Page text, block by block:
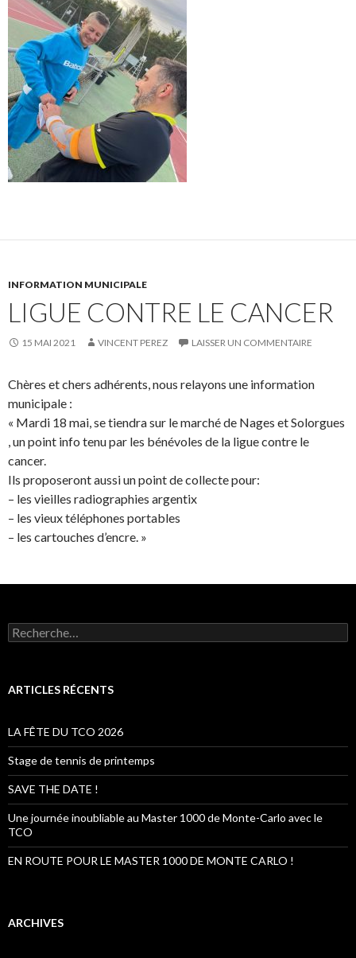
INFORMATION MUNICIPALE
LIGUE CONTRE LE CANCER
15 MAI 2021 VINCENT PEREZ LAISSER UN COMMENTAIRE
Chères et chers adhérents, nous relayons une information
municipale :
« Mardi 18 mai, se tiendra sur le marché de Nages et Solorgues
, un point info tenu par les bénévoles de la ligue contre le
cancer.
Ils proposeront aussi un point de collecte pour:
– les vieilles radiographies argentix
– les vieux téléphones portables
– les cartouches d’encre. »
R
e
e
h
e
r
:
ARTICLES RÉCENTS
LA FÊTE DU TCO 2026
Stage de tennis de printemps
SAVE THE DATE !
Une journée inoubliable au Master 1000 de Monte-Carlo avec le
TCO
EN ROUTE POUR LE MASTER 1000 DE MONTE CARLO !
ARCHIVES